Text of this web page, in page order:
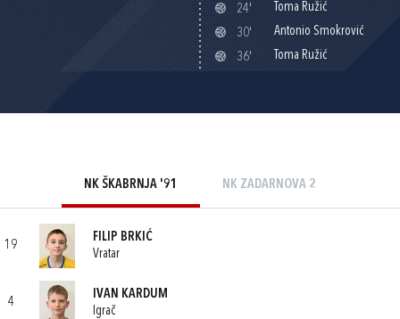
24'
Toma Ružić
30'
Antonio Smokrović
36'
Toma Ružić
NK ŠKABRNJA '91 NK ZADARNOVA 2
19
FILIP BRKIĆ
Vratar
4
IVAN KARDUM
Igrač